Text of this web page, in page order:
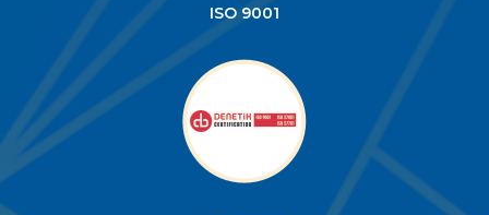
ISO 9001